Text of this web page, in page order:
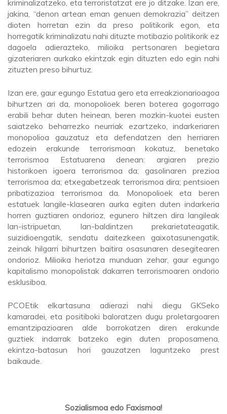
kriminalizatzeko, eta terroristatzat ere jo ditzake. Izan ere,
jakina, “denon artean eman genuen demokrazia” deitzen
dioten horretan ezin da preso politikorik egon, eta
horregatik kriminalizatu nahi dituzte motibazio politikorik ez
dagoela adierazteko, milioika pertsonaren begietara
gizateriaren aurkako ekintzak egin dituzten edo egin nahi
zituzten preso bihurtuz.
Izan ere, gaur egungo Estatua gero eta erreakzionarioagoa
bihurtzen ari da, monopolioek beren boterea gogorrago
erabili behar duten heinean, beren mozkin-kuotei eusten
saiatzeko beharrezko neurriak ezartzeko, indarkeriaren
monopolioa gauzatuz eta defendatzen den herriaren
edozein erakunde terrorismoan kokatuz, benetako
terrorismoa Estatuarena denean: argiaren prezio
historikoen igoera terrorismoa da; gasolinaren prezioa
terrorismoa da; etxegabetzeak terrorismoa dira; pentsioen
pribatizazioa terrorismoa da. Monopolioek eta beren
estatuek langile-klasearen aurka egiten duten indarkeria
horren guztiaren ondorioz, egunero hiltzen dira langileak
lan-istripuetan, lan-baldintzen prekarietateagatik,
suizidioengatik, sendatu daitezkeen gaixotasunengatik,
zeinak hilgarri bihurtzen baitira osasunaren desegitearen
ondorioz. Milioika heriotza munduan zehar, gaur egungo
kapitalismo monopolistak dakarren terrorismoaren ondorio
esklusiboa.
PCOEtik elkartasuna adierazi nahi diegu GKSeko
kamaradei, eta positiboki baloratzen dugu proletargoaren
emantzipazioaren alde borrokatzen diren erakunde
guztiek indarrak batzeko egin duten proposamena,
ekintza-batasun hori gauzatzen laguntzeko prest
baikaude.
Sozialismoa edo Faxismoa!